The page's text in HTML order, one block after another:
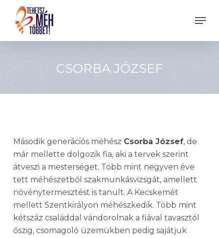
main
content
CSORBA JÓZSEF
Második generációs méhész Csorba József, de
már mellette dolgozik fia, aki a tervek szerint
átveszi a mesterséget. Több mint negyven éve
tett méhészetből szakmunkásvizsgát, amellett
növénytermesztést is tanult. A Kecskemét
mellett Szentkirályon méhészkedik. Több mint
kétszáz családdal vándorolnak a fiával tavasztól
őszig, csomagoló üzemükben pedig sajátjuk
Menu